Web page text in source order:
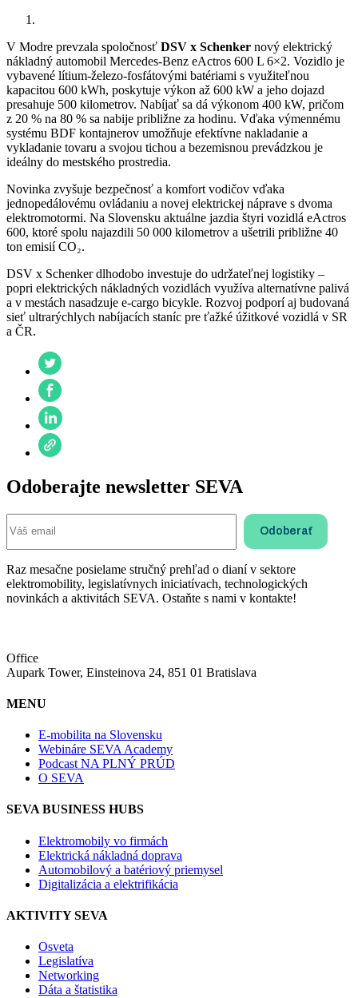
V Modre prevzala spoločnosť DSV x Schenker nový elektrický
nákladný automobil Mercedes-Benz eActros 600 L 6×2. Vozidlo je
vybavené lítium-železo-fosfátovými batériami s využiteľnou
kapacitou 600 kWh, poskytuje výkon až 600 kW a jeho dojazd
presahuje 500 kilometrov. Nabíjať sa dá výkonom 400 kW, pričom
z 20 % na 80 % sa nabije približne za hodinu. Vďaka výmennému
systému BDF kontajnerov umožňuje efektívne nakladanie a
vykladanie tovaru a svojou tichou a bezemisnou prevádzkou je
ideálny do mestského prostredia.
Novinka zvyšuje bezpečnosť a komfort vodičov vďaka
jednopedálovému ovládaniu a novej elektrickej náprave s dvoma
elektromotormi. Na Slovensku aktuálne jazdia štyri vozidlá eActros
600, ktoré spolu najazdili 50 000 kilometrov a ušetrili približne 40
ton emisií CO₂.
DSV x Schenker dlhodobo investuje do udržateľnej logistiky –
popri elektrických nákladných vozidlách využíva alternatívne palivá
a v mestách nasadzuje e-cargo bicykle. Rozvoj podporí aj budovaná
sieť ultrarýchlych nabíjacích staníc pre ťažké úžitkové vozidlá v SR
a ČR.
Odoberajte newsletter SEVA
Raz mesačne posielame stručný prehľad o dianí v sektore
elektromobility, legislatívnych iniciatívach, technologických
novinkách a aktivitách SEVA. Ostaňte s nami v kontakte!
Office
Aupark Tower, Einsteinova 24, 851 01 Bratislava
MENU
E-mobilita na Slovensku
Webináre SEVA Academy
Podcast NA PLNÝ PRÚD
O SEVA
SEVA BUSINESS HUBS
Elektromobily vo firmách
Elektrická nákladná doprava
Automobilový a batériový priemysel
Digitalizácia a elektrifikácia
AKTIVITY SEVA
Osveta
Legislatíva
Networking
Dáta a štatistika